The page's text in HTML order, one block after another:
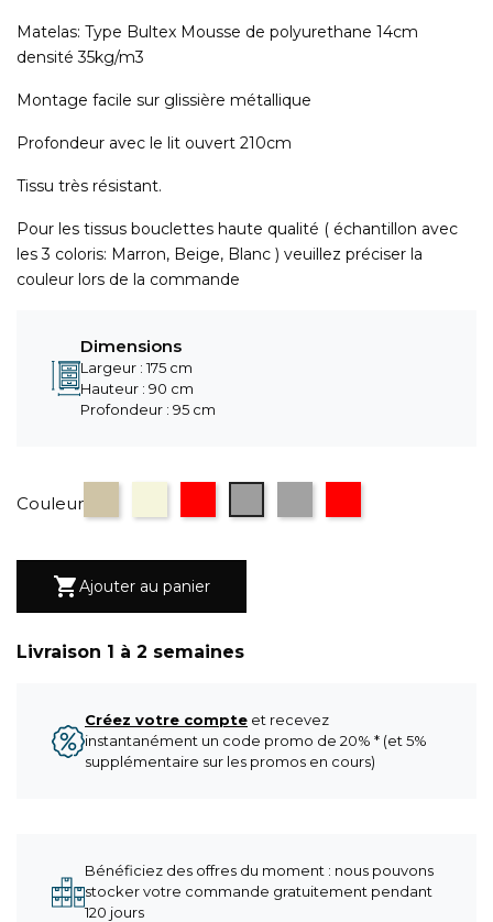
Matelas: Type Bultex Mousse de polyurethane 14cm
densité 35kg/m3
Montage facile sur glissière métallique
Profondeur avec le lit ouvert 210cm
Tissu très résistant.
Pour les tissus bouclettes haute qualité ( échantillon avec
les 3 coloris: Marron, Beige, Blanc ) veuillez préciser la
couleur lors de la commande
Dimensions
Largeur : 175 cm
Hauteur : 90 cm
Profondeur : 95 cm
Couleur
Rouge motif
motif montagne 2
Ajouter au panier
Livraison 1 à 2 semaines
Créez votre compte et recevez
instantanément un code promo de 20% * (et 5%
supplémentaire sur les promos en cours)
Bénéficiez des offres du moment : nous pouvons
stocker votre commande gratuitement pendant
120 jours